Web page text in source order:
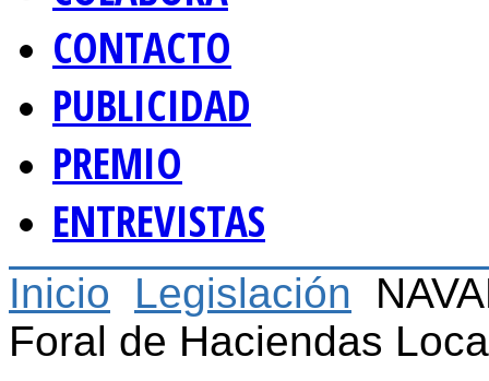
CONTACTO
PUBLICIDAD
PREMIO
ENTREVISTAS
Inicio Legislación
Foral de Haciendas